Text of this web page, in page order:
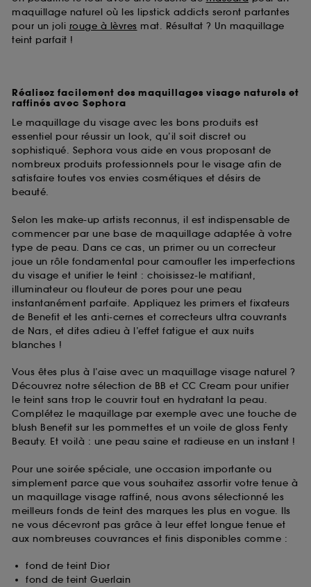
maquillage naturel où les lipstick addicts seront partantes
pour un joli rouge à lèvres mat. Résultat ? Un maquillage
teint parfait !
Réalisez facilement des maquillages visage naturels et
raffinés avec Sephora
Le maquillage du visage avec les bons produits est
essentiel pour réussir un look, qu’il soit discret ou
sophistiqué. Sephora vous aide en vous proposant de
nombreux produits professionnels pour le visage afin de
satisfaire toutes vos envies cosmétiques et désirs de
beauté.
Selon les make-up artists reconnus, il est indispensable de
commencer par une base de maquillage adaptée à votre
type de peau. Dans ce cas, un primer ou un correcteur
joue un rôle fondamental pour camoufler les imperfections
du visage et unifier le teint : choisissez-le matifiant,
illuminateur ou flouteur de pores pour une peau
instantanément parfaite. Appliquez les primers et fixateurs
de Benefit et les anti-cernes et correcteurs ultra couvrants
de Nars, et dites adieu à l’effet fatigue et aux nuits
blanches !
Vous êtes plus à l’aise avec un maquillage visage naturel ?
Découvrez notre sélection de BB et CC Cream pour unifier
le teint sans trop le couvrir tout en hydratant la peau.
Complétez le maquillage par exemple avec une touche de
blush Benefit sur les pommettes et un voile de gloss Fenty
Beauty. Et voilà : une peau saine et radieuse en un instant !
Pour une soirée spéciale, une occasion importante ou
simplement parce que vous souhaitez assortir votre tenue à
un maquillage visage raffiné, nous avons sélectionné les
meilleurs fonds de teint des marques les plus en vogue. Ils
ne vous décevront pas grâce à leur effet longue tenue et
aux nombreuses couvrances et finis disponibles comme :
fond de teint Dior
fond de teint Guerlain
Cookies de mesure d’audience :ils nous
permettent de réaliser des statistiques de
fréquentation et de navigation sur notre site afin
ils nous permettent de lutter notamment contre les
fraudes aux moyens de paiement et les
Cookies fonctionnels : il s’agit de cookies
permettant l’affichage et/ou la fourniture de
certaines fonctionnalités du site, tel que les
cookies d’authentification qui sont utilisés afin de
compte lors de votre prochaine visite sur le site
sans saisir à nouveau votre identifiant et mot de
passe.
A l'exception des cookies techniques, le dépôt et la
lecture de ces traceurs requiert votre accord. Vous
pouvez personnaliser vos choix concernant le dépôt
de ces cookies grâce au bouton "personnaliser mes
choix" ci-dessous ou décider de "tout accepter".
navigation collectées par ces Cookies, pour les
finalités acceptées, avec les données personnelles
collectées ou générées lors de votre activité en ligne
ou en magasin. Pour refuser tous les cookies, cliques
sur "continuer sans accepter". Voous pouvez à tout
moment choisir de retirer votrte consentement. Si vous
utilisés, cliquezici.